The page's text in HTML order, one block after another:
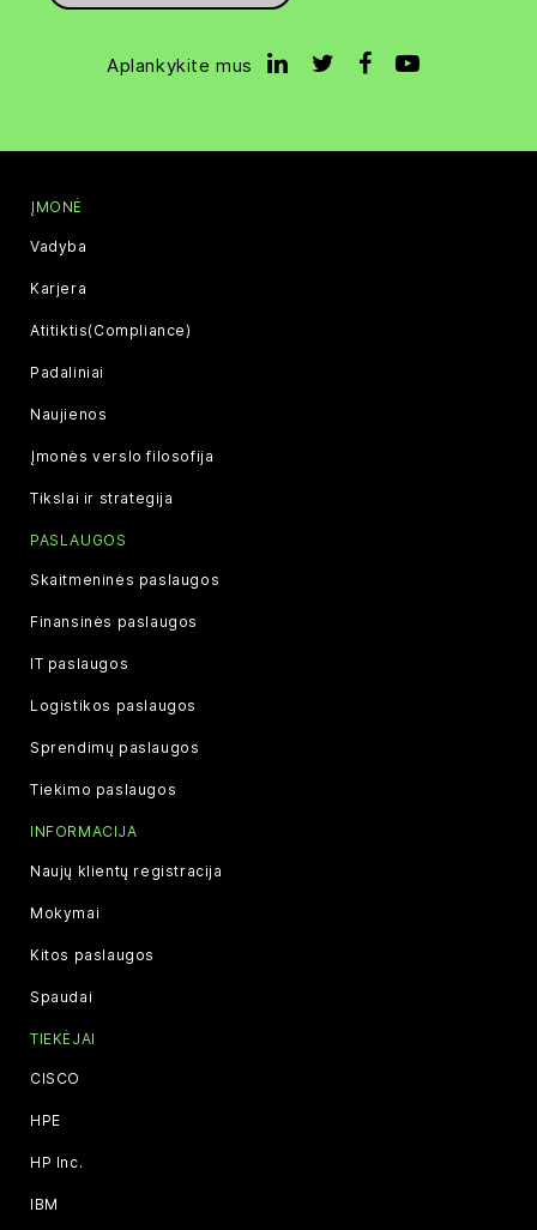
Aplankykite mus
ĮMONĖ
Vadyba
Karjera
Atitiktis(Compliance)
Padaliniai
Naujienos
Įmonės verslo filosofija
Tikslai ir strategija
PASLAUGOS
Skaitmeninės paslaugos
Finansinės paslaugos
IT paslaugos
Logistikos paslaugos
Sprendimų paslaugos
Tiekimo paslaugos
INFORMACIJA
Naujų klientų registracija
Mokymai
Kitos paslaugos
Spaudai
TIEKĖJAI
CISCO
HPE
HP Inc.
IBM